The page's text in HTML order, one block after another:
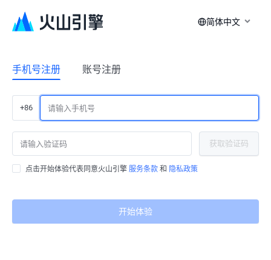
简体中文
手机号注册 账号注册
+86
获取验证码
点击开始体验代表同意火山引擎 服务条款 和 隐私政策
开始体验